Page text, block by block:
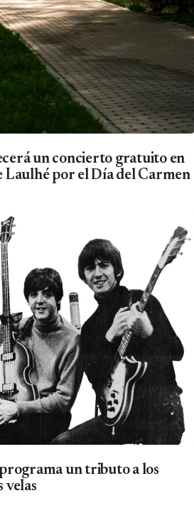
un concierto gratuito en
por el Día del Carmen
un tributo a los
velas